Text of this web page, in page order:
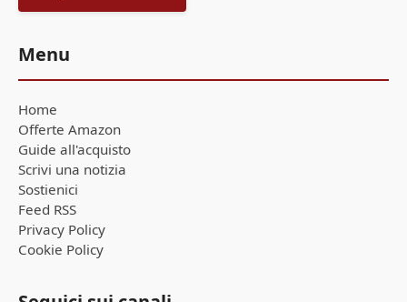
Menu
Home
Offerte Amazon
Guide all'acquisto
Scrivi una notizia
Sostienici
Feed RSS
Privacy Policy
Cookie Policy